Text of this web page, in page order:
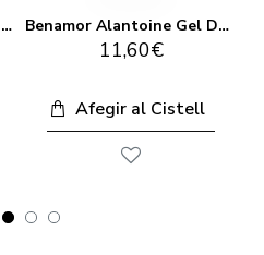
Benamor Alantoine Crema De Mans Protectora 30ml Benamor Alantoine Gel De Bany 500ml
11,60€
Afegir al Cistell